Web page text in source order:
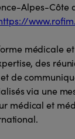
Alpes-Côte
médicale
des
de
via une
médical et